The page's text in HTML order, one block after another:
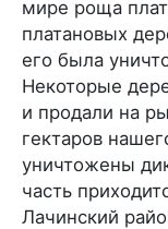
мире роща
платановых
его была
Некоторые
и продали на
гектаров
уничтожены
часть
Лачинский